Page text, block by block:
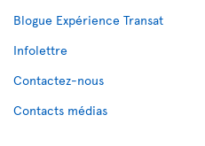
Blogue Expérience Transat
Infolettre
Contactez-nous
Contacts médias